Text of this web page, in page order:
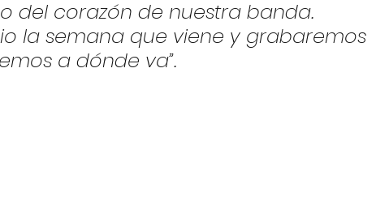
del corazón de nuestra banda.
la semana que viene y grabaremos
a dónde va”.